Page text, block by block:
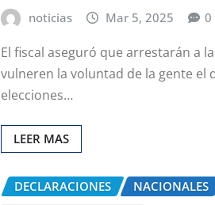
noticias Mar 5, 2025 0
El fiscal aseguró que arrestarán a
vulneren la voluntad de la gente el
elecciones…
LEER MAS
DECLARACIONES NACIONALES